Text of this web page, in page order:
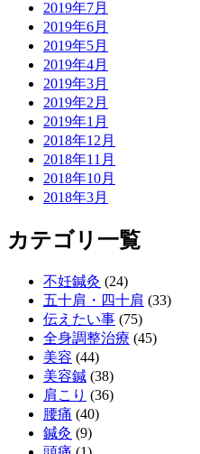
2019年7月
2019年6月
2019年5月
2019年4月
2019年3月
2019年2月
2019年1月
2018年12月
2018年11月
2018年10月
2018年3月
カテゴリ一覧
不妊鍼灸 (24)
五十肩・四十肩 (33)
伝えたい事 (75)
全身調整治療 (45)
美容 (44)
美容鍼 (38)
肩こり (36)
腰痛 (40)
鍼灸 (9)